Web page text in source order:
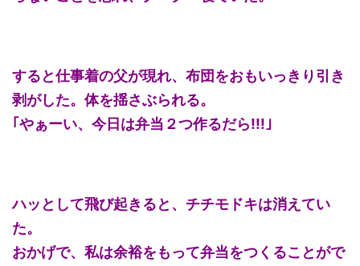
すると仕事着の父が現れ、布団をおもいっきり引き
剥がした。体を揺さぶられる。
｢やぁーい、今日は弁当２つ作るだら!!!｣
ハッとして飛び起きると、チチモドキは消えてい
た。
おかげで、私は余裕をもって弁当をつくることがで